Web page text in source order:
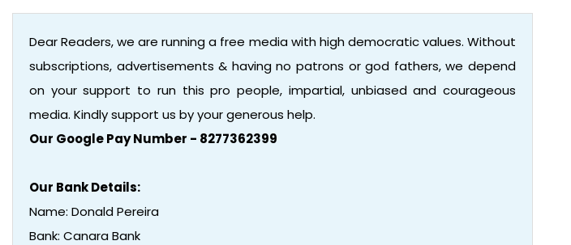
Dear Readers, we are running a free media with high democratic values. Without
subscriptions, advertisements & having no patrons or god fathers, we depend
on your support to run this pro people, impartial, unbiased and courageous
media. Kindly support us by your generous help.
Our Google Pay Number - 8277362399
Our Bank Details:
Name: Donald Pereira
Bank: Canara Bank